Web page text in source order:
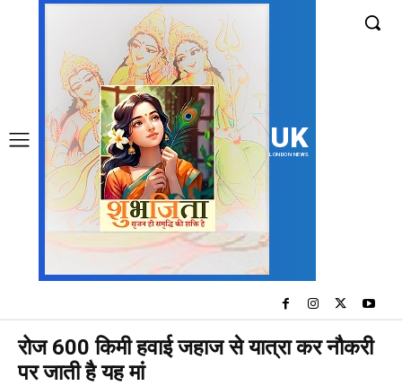
UK
LONDON NEWS
रोज 600 किमी हवाई जहाज से यात्रा कर नौकरी
पर जाती है यह मां